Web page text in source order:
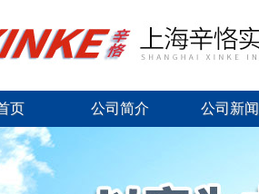
页 公司简介 公司新闻